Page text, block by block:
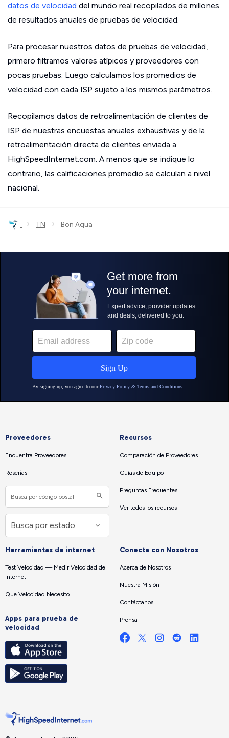
datos de velocidad del mundo real recopilados de millones
de resultados anuales de pruebas de velocidad.
Para procesar nuestros datos de pruebas de velocidad,
primero filtramos valores atípicos y proveedores con
pocas pruebas. Luego calculamos los promedios de
velocidad con cada ISP sujeto a los mismos parámetros.
Recopilamos datos de retroalimentación de clientes de
ISP de nuestras encuestas anuales exhaustivas y de la
retroalimentación directa de clientes enviada a
HighSpeedInternet.com. A menos que se indique lo
contrario, las calificaciones promedio se calculan a nivel
nacional.
› TN › Bon Aqua
Proveedores
Encuentra Proveedores
Reseñas
Recursos
Comparación de Proveedores
Guías de Equipo
Preguntas Frecuentes
Ver todos los recursos
Herramientas de internet
Test Velocidad — Medir Velocidad de
Internet
Que Velocidad Necesito
Apps para prueba de
velocidad
Conecta con Nosotros
Acerca de Nosotros
Nuestra Misión
Contáctanos
Prensa